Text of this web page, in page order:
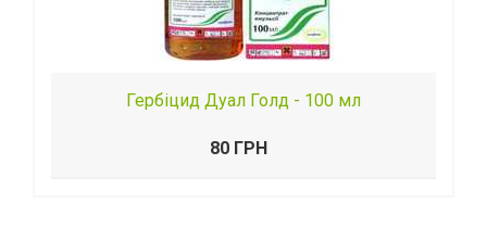
Гербіцид Дуал Голд - 100 мл
80 ГРН